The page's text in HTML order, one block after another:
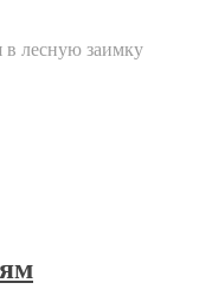
в лесную заимку